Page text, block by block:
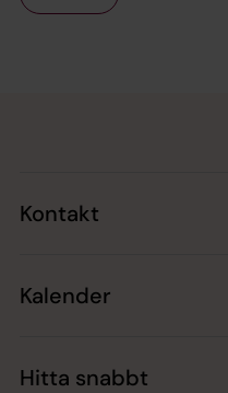
Kontakt
Kalender
Hitta snabbt